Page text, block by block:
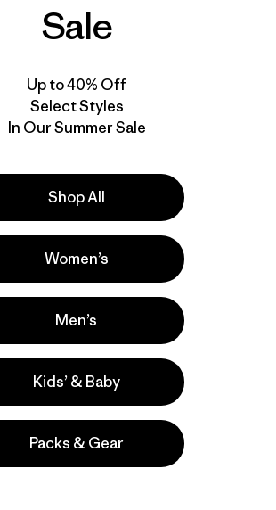
Hiking, Cycling
quienes comentan
Sale
Up to 40% Off
Select Styles
In Our Summer Sale
Shop All
Women’s
Men’s
Kids’ & Baby
Packs & Gear